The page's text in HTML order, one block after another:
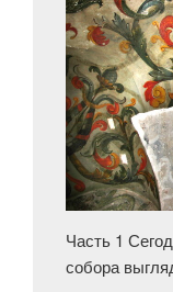
Часть 1
собора